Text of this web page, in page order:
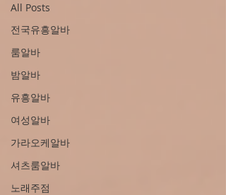
All Posts
전국유흥알바
룸알바
밤알바
유흥알바
여성알바
가라오케알바
셔츠룸알바
노래주점